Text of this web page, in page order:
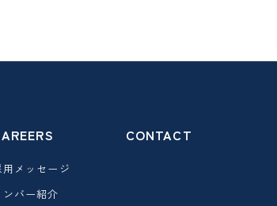
用メッセージ
ンバー紹介
CONTACT